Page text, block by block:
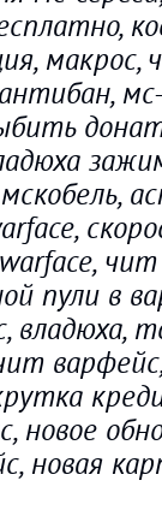
макрос,
пули в
владюха,
новое
новая